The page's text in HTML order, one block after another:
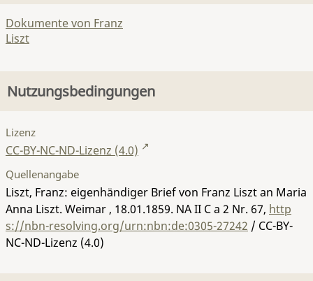
Dokumente von Franz
Liszt
Nutzungsbedingungen
Lizenz
CC-BY-NC-ND-Lizenz (4.0)
Quellenangabe
Liszt, Franz: eigenhändiger Brief von Franz Liszt an Maria
Anna Liszt. Weimar , 18.01.1859. NA II C a 2 Nr. 67, http
s://nbn-resolving.org/urn:nbn:de:0305-27242 / CC-BY-
NC-ND-Lizenz (4.0)